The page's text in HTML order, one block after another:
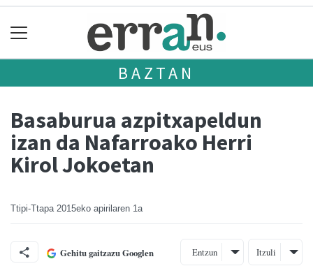
BAZTAN
Basaburua azpitxapeldun
izan da Nafarroako Herri
Kirol Jokoetan
Ttipi-Ttapa 2015eko apirilaren 1a
Gehitu gaitzazu Googlen Entzun Itzuli